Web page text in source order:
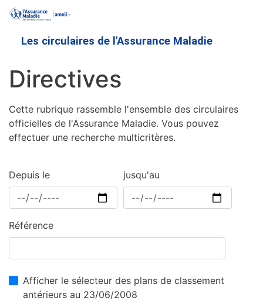
contenu
Les circulaires de l'Assurance Maladie
Directives
Cette rubrique rassemble l'ensemble des circulaires
officielles de l'Assurance Maladie. Vous pouvez
effectuer une recherche multicritères.
Depuis le jusqu'au
Référence
Afficher le sélecteur des plans de classement
antérieurs au 23/06/2008